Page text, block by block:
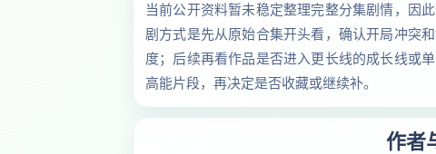
当前公开资料暂未稳定整理完整分集剧情，因
剧方式是先从原始合集开头看，确认开局冲突
度；后续再看作品是否进入更长线的成长线或
高能片段，再决定是否收藏或继续补。
作者